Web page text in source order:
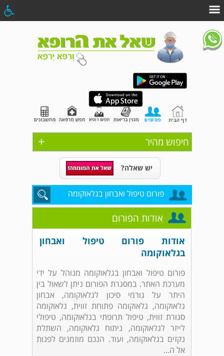
+ חיפוש מהיר
יש שאלה?
פורום טיפול ואבחון בגלאוקומה
אודות הפורום
אודות פורום טיפול ואבחון
בגלאוקומה
פורום טיפול ואבחון בגלאוקומה מנוהל על ידי
מערכת האתר. במסגרת הפורום ניתן לשאול בין
היתר על גורמי סיכון לגלאוקומה, אבחון
גלאוקומה, גלאוקומה פתוחת זווית, גלאוקומה
סגורת זווית, טיפול תרופתי בגלאוקומה, טיפולי
לייזר לגלאוקומה, ניתוח גלאוקומה, השתלת
נקזים בגלאוקומה, ועוד. הנכם מוזמנים לפנות
אל ה...